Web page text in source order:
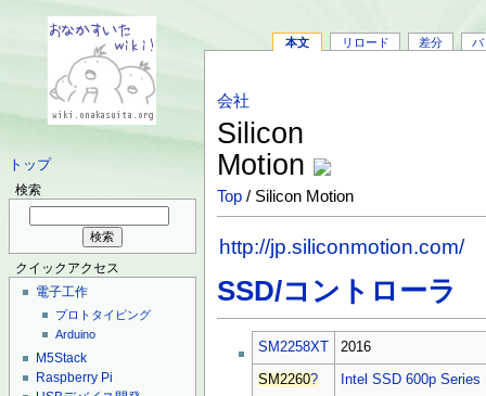
トップ
検索
クイックアクセス
電子工作
プロトタイピング
Arduino
M5Stack
Raspberry Pi
本文 リロード 差分 バ
会社
Silicon
Motion
Top / Silicon Motion
http://jp.siliconmotion.com/
SSD/コントローラ
SM2258XT 2016
SM2260? Intel SSD 600p Series